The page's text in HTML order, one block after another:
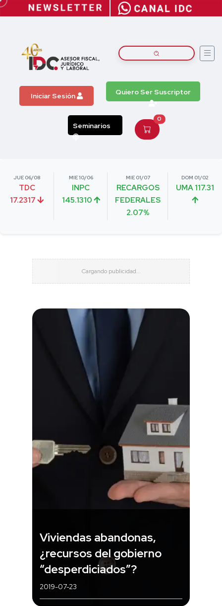
Iniciar Sesión Quiero Ser Suscriptor
Seminarios
0
JUE 06/08
TDC
17.2317
MIE 10/06
INPC
145.1310
MIE 01/07
RECARGOS
FEDERALES
2.07%
DOM 01/02
UMA 117.31
Viviendas abandonas,
¿recursos del gobierno
“desperdiciados”?
2019-07-23